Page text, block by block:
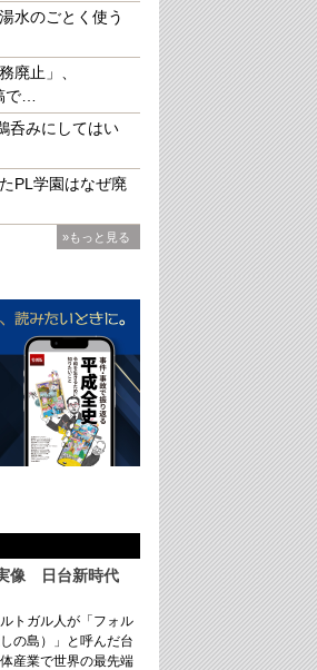
水のごとく使う
廃止」、
で…
呑みにしてはい
PL学園はなぜ廃
»もっと見る
像 日台新時代
トガル人が「フォル
の島）」と呼んだ台
産業で世界の最先端